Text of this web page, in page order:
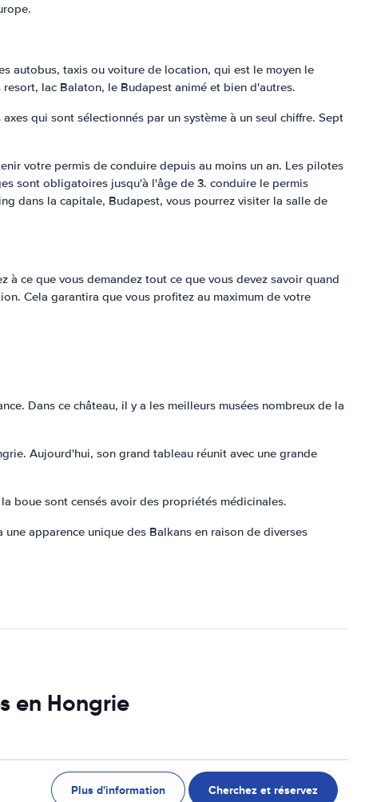
autobus, taxis ou voiture de location, qui est le moyen le
lac Balaton, le Budapest animé et bien d'autres.
qui sont sélectionnés par un système à un seul chiffre. Sept
votre permis de conduire depuis au moins un an. Les pilotes
sont obligatoires jusqu'à l'âge de 3. conduire le permis
dans la capitale, Budapest, vous pourrez visiter la salle de
ce que vous demandez tout ce que vous devez savoir quand
Cela garantira que vous profitez au maximum de votre
Dans ce château, il y a les meilleurs musées nombreux de la
Aujourd'hui, son grand tableau réunit avec une grande
boue sont censés avoir des propriétés médicinales.
apparence unique des Balkans en raison de diverses
en Hongrie
Plus d'information Cherchez et réservez